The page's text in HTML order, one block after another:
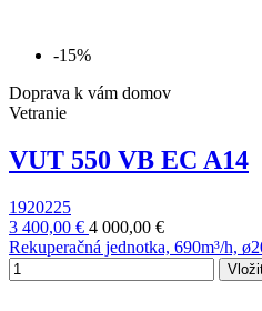
-15%
Doprava k vám domov
Vetranie
VUT 550 VB EC A14
1920225
3 400,00 € 4 000,00 €
Rekuperačná jednotka, 690m³/h,